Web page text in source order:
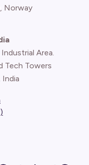
Norway
Area.
Tech Towers
India